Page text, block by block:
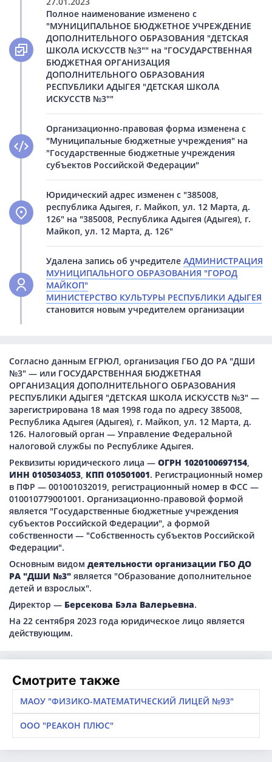
Полное наименование изменено с
"МУНИЦИПАЛЬНОЕ БЮДЖЕТНОЕ УЧРЕЖДЕНИЕ
ДОПОЛНИТЕЛЬНОГО ОБРАЗОВАНИЯ "ДЕТСКАЯ
ШКОЛА ИСКУССТВ №3"" на "ГОСУДАРСТВЕННАЯ
БЮДЖЕТНАЯ ОРГАНИЗАЦИЯ
ДОПОЛНИТЕЛЬНОГО ОБРАЗОВАНИЯ
РЕСПУБЛИКИ АДЫГЕЯ "ДЕТСКАЯ ШКОЛА
ИСКУССТВ №3""
Организационно-правовая форма изменена с
"Муниципальные бюджетные учреждения" на
"Государственные бюджетные учреждения
субъектов Российской Федерации"
Юридический адрес изменен с "385008,
республика Адыгея, г. Майкоп, ул. 12 Марта, д.
126" на "385008, Республика Адыгея (Адыгея), г.
Майкоп, ул. 12 Марта, д. 126"
Удалена запись об учредителе АДМИНИСТРАЦИЯ
МУНИЦИПАЛЬНОГО ОБРАЗОВАНИЯ "ГОРОД
МАЙКОП"
МИНИСТЕРСТВО КУЛЬТУРЫ РЕСПУБЛИКИ АДЫГЕЯ
становится новым учредителем организации
Согласно данным ЕГРЮЛ, организация ГБО ДО РА "ДШИ
№3" — или ГОСУДАРСТВЕННАЯ БЮДЖЕТНАЯ
ОРГАНИЗАЦИЯ ДОПОЛНИТЕЛЬНОГО ОБРАЗОВАНИЯ
РЕСПУБЛИКИ АДЫГЕЯ "ДЕТСКАЯ ШКОЛА ИСКУССТВ №3" —
зарегистрирована 18 мая 1998 года по адресу 385008,
Республика Адыгея (Адыгея), г. Майкоп, ул. 12 Марта, д.
126. Налоговый орган — Управление Федеральной
налоговой службы по Республике Адыгея.
Реквизиты юридического лица — ОГРН 1020100697154
ИНН 0105034053 КПП 010501001. Регистрационный номер
в ПФР — 001001032019, регистрационный номер в ФСС —
010010779001001. Организационно-правовой формой
является "Государственные бюджетные учреждения
субъектов Российской Федерации", а формой
собственности — "Собственность субъектов Российской
Федерации".
Основным видом деятельности организации ГБО ДО
РА "ДШИ №3" является "Образование дополнительное
детей и взрослых".
Директор — Берсекова Бэла Валерьевна.
На 22 сентября 2023 года юридическое лицо является
действующим.
Смотрите также
МАОУ "ФИЗИКО-МАТЕМАТИЧЕСКИЙ ЛИЦЕЙ №93"
ООО "РЕАКОН ПЛЮС"